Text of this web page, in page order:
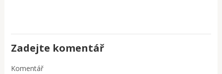
Zadejte komentář
Komentář